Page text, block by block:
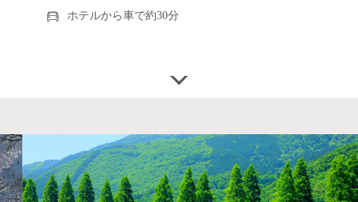
ホテルから車で約30分
http://www.za.ztv.ne.jp/tekogi.maruyama/index.html